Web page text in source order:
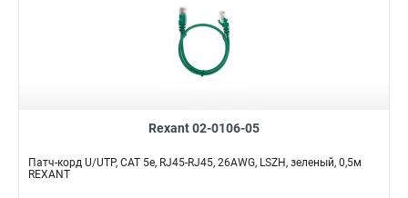
Rexant 02-0106-05
Патч-корд U/UTP, CAT 5e, RJ45-RJ45, 26AWG, LSZH, зеленый, 0,5м
REXANT